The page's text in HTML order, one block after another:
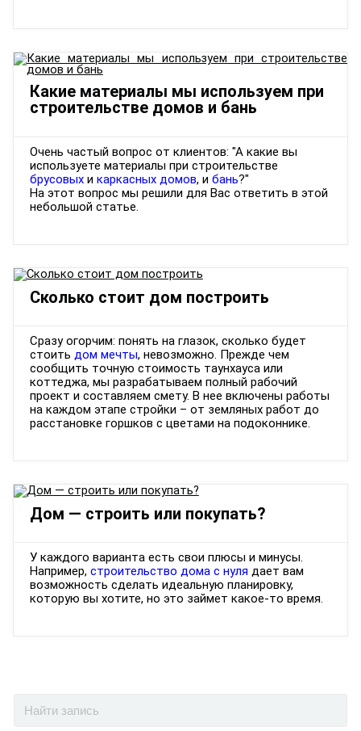
Какие материалы мы используем при
строительстве домов и бань
Очень частый вопрос от клиентов: "А какие вы
используете материалы при строительстве
брусовыхи каркасных домов, и бань?"
На этот вопрос мы решили для Вас ответить в этой
небольшой статье.
Сколько стоит дом построить
Сразу огорчим: понять на глазок, сколько будет
стоить дом мечты, невозможно. Прежде чем
сообщить точную стоимость таунхауса или
коттеджа, мы разрабатываем полный рабочий
проект и составляем смету. В нее включены работы
на каждом этапе стройки – от земляных работ до
расстановке горшков с цветами на подоконнике.
Дом — строить или покупать?
У каждого варианта есть свои плюсы и минусы.
Например, строительство дома с нуля дает вам
возможность сделать идеальную планировку,
которую вы хотите, но это займет какое-то время.